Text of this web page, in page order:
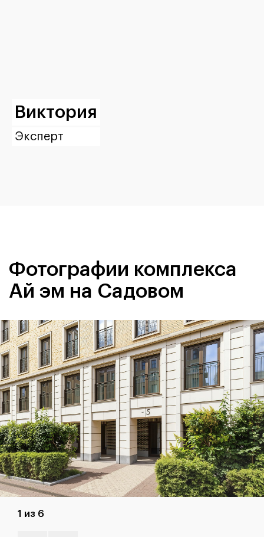
Виктория
Эксперт
Фотографии комплекса
Ай эм на Садовом
1 из 6